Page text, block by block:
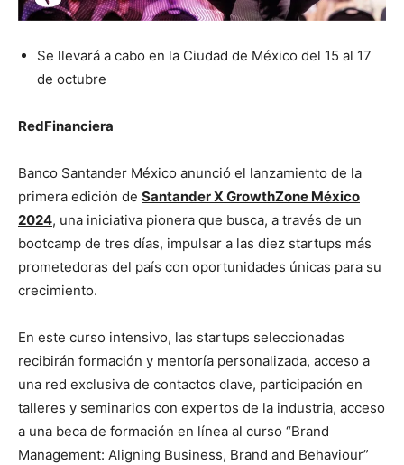
Se llevará a cabo en la Ciudad de México del 15 al 17
de octubre
RedFinanciera
Banco Santander México anunció el lanzamiento de la
primera edición de Santander X GrowthZone México
2024, una iniciativa pionera que busca, a través de un
bootcamp de tres días, impulsar a las diez startups más
prometedoras del país con oportunidades únicas para su
crecimiento.
En este curso intensivo, las startups seleccionadas
recibirán formación y mentoría personalizada, acceso a
una red exclusiva de contactos clave, participación en
talleres y seminarios con expertos de la industria, acceso
a una beca de formación en línea al curso “Brand
Management: Aligning Business, Brand and Behaviour”